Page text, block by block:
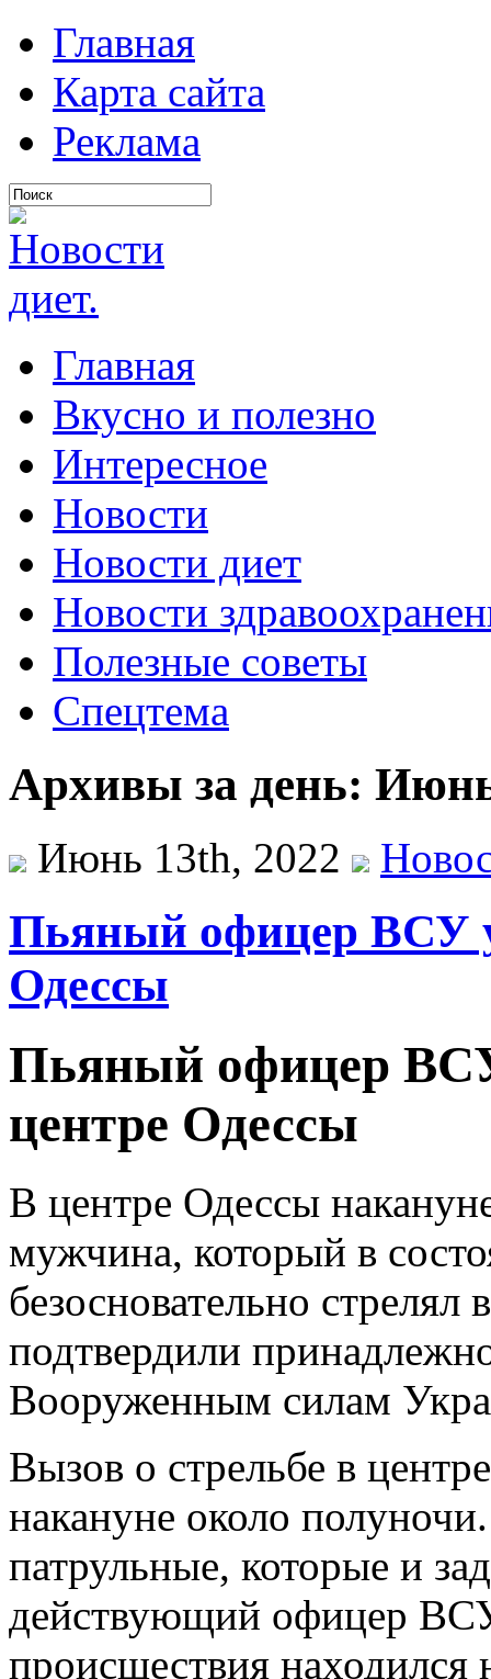
Главная
Карта сайта
Реклама
Главная
Вкусно и полезно
Интересное
Новости
Новости диет
Новости
Полезные советы
Спецтема
Архивы за день:
Июнь 13th, 2022
Пьяный офицер ВСУ
Одессы
Пьяный офицер
центре Одессы
В центре Одессы
мужчина, который в
безосновательно
подтвердили
Вооруженным силам
Вызов о стрельбе в
накануне около
патрульные, которые и
действующий офицер
происшествия находился